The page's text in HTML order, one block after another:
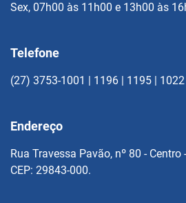
Sex, 07h00 às 11h00 e 13h00 às
Telefone
(27) 3753-1001 | 1196 | 1195 | 1022
Endereço
Rua Travessa Pavão, nº 80 -
CEP: 29843-000.